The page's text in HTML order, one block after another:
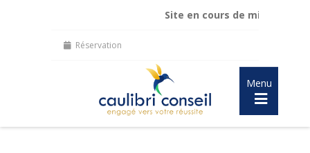
Site en cours de mise à jour :
Réservation
Menu